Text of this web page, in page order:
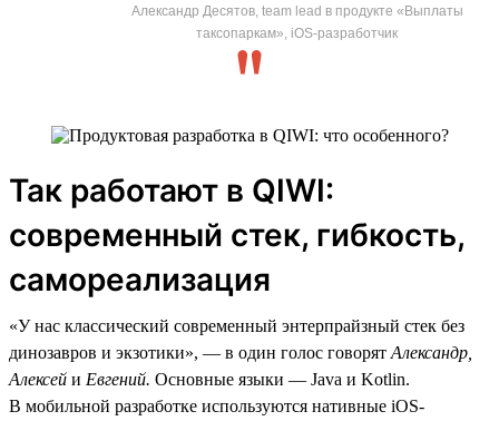
Александр Десятов, team lead в продукте «Выплаты
таксопаркам», iOS-разработчик
Так работают в QIWI:
современный стек, гибкость,
самореализация
«У нас классический современный энтерпрайзный стек без
динозавров и экзотики», — в один голос говорят Александр,
Алексей и Евгений. Основные языки — Java и Kotlin.
В мобильной разработке используются нативные iOS-